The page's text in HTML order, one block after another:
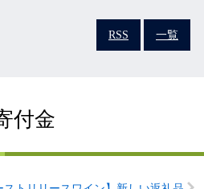
RSS 一覧
付金